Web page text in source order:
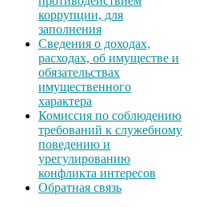
коррупции, для
заполнения
Сведения о доходах,
расходах, об имуществе и
обязательствах
имущественного
характера
Комиссия по соблюдению
требований к служебному
поведению и
урегулированию
конфликта интересов
Обратная связь